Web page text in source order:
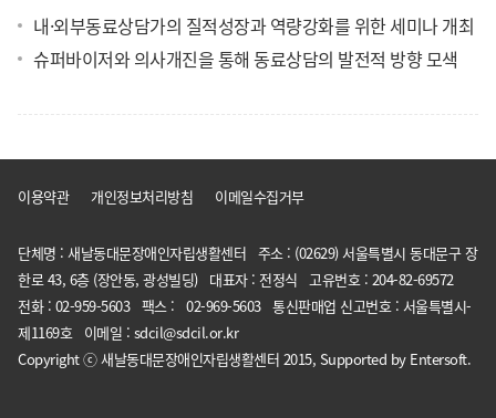
내·외부동료상담가의 질적성장과 역량강화를 위한 세미나 개최
슈퍼바이저와 의사개진을 통해 동료상담의 발전적 방향 모색
이용약관 개인정보처리방침 이메일수집거부
단체명 : 새날동대문장애인자립생활센터 주소 : (02629) 서울특별시 동대문구 장
한로 43, 6층 (장안동, 광성빌딩) 대표자 : 전정식 고유번호 : 204-82-69572
전화 : 02-959-5603 팩스 : 02-969-5603 통신판매업 신고번호 : 서울특별시-
제1169호 이메일 : sdcil@sdcil.or.kr
Copyright ⓒ 새날동대문장애인자립생활센터 2015, Supported by Entersoft.